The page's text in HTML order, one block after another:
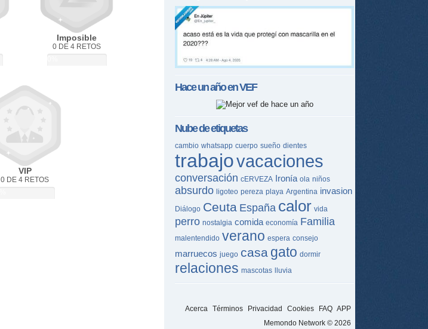
Imposible
0 DE 4 RETOS
VIP
0 DE 4 RETOS
Hace un año enVEF
Nube de etiquetas
cambio whatsapp cuerpo sueño dientes
trabajovacaciones
conversación cERVEZA Ironía ola niños
absurdo ligoteo pereza playa Argentina invasion
Diálogo Ceuta España calor vida
perro nostalgia comida economía Familia
malentendido verano espera consejo
marruecos juego casa gato dormir
relaciones mascotas lluvia
Acerca Términos Privacidad Cookies FAQ APP
Memondo Network © 2026